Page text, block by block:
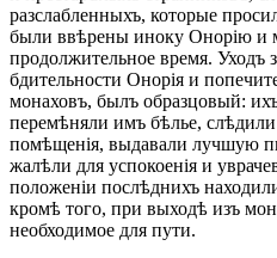
разслабленныхъ, которые
были ввѣрены иноку Онорію и
продолжительное время. Уходъ
бдительности Онорія и
монаховъ, былъ образцовый:
перемѣняли имъ бѣлье,
помѣщенія, выдавали лучшую
жалѣли для успокоенія и
положеніи послѣднихъ
кромѣ того, при выходѣ изъ
необходимое для пути.